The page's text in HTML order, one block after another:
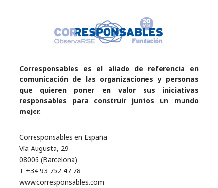
Corresponsables es el aliado de referencia en
comunicación de las organizaciones y personas
que quieren poner en valor sus iniciativas
responsables para construir juntos un mundo
mejor.
Corresponsables en España
Vía Augusta, 29
08006 (Barcelona)
T +34 93 752 47 78
www.corresponsables.com